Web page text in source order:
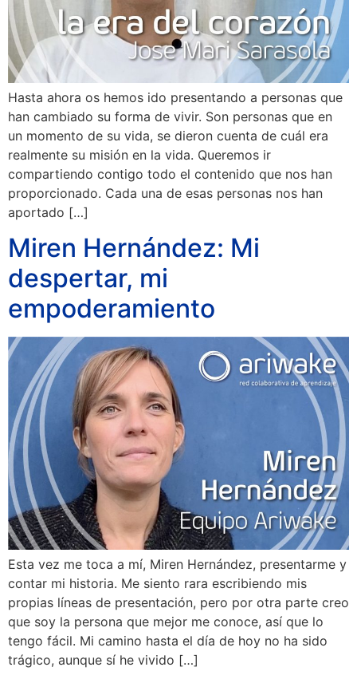
Hasta ahora os hemos ido presentando a personas que
han cambiado su forma de vivir. Son personas que en
un momento de su vida, se dieron cuenta de cuál era
realmente su misión en la vida. Queremos ir
compartiendo contigo todo el contenido que nos han
proporcionado. Cada una de esas personas nos han
aportado […]
Miren Hernández: Mi
despertar, mi
empoderamiento
Esta vez me toca a mí, Miren Hernández, presentarme y
contar mi historia. Me siento rara escribiendo mis
propias líneas de presentación, pero por otra parte creo
que soy la persona que mejor me conoce, así que lo
tengo fácil. Mi camino hasta el día de hoy no ha sido
trágico, aunque sí he vivido […]